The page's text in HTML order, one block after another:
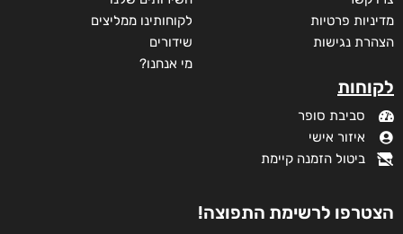
מדיניות פרטיות
הצהרת נגישות
לקוחות
סביבת סופר
איזור אישי
ביטול הזמנה קיימת
לקוחותינו ממליצים
שידורים
מי אנחנו?
הצטרפו לרשימת התפוצה!